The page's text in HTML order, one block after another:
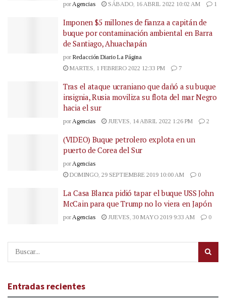
porAgencias SÁBADO, 16 ABRIL 2022 10:02 AM 1
Imponen $5 millones de fianza a capitán de
buque por contaminación ambiental en Barra
de Santiago, Ahuachapán
por Redacción Diario La Página
MARTES, 1 FEBRERO 2022 12:33 PM
7
Tras el ataque ucraniano que dañó a su buque
insignia, Rusia moviliza su flota del mar Negro
hacia el sur
porAgencias JUEVES, 14 ABRIL 2022 1:26 PM 2
(VIDEO) Buque petrolero explota en un
puerto de Corea del Sur
porAgencias
DOMINGO, 29 SEPTIEMBRE 2019 10:00 AM
0
La Casa Blanca pidió tapar el buque USS John
McCain para que Trump no lo viera en Japón
porAgencias JUEVES, 30 MAYO 2019 9:33 AM 0
Entradas recientes